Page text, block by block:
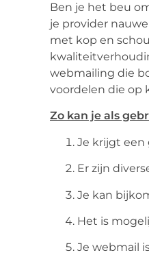
Ben je het beu
je provider
met kop en
webmailing die
voordelen die op
Zo kan je als
Je krijgt
Er zijn
Je kan
Het is
Je webmail